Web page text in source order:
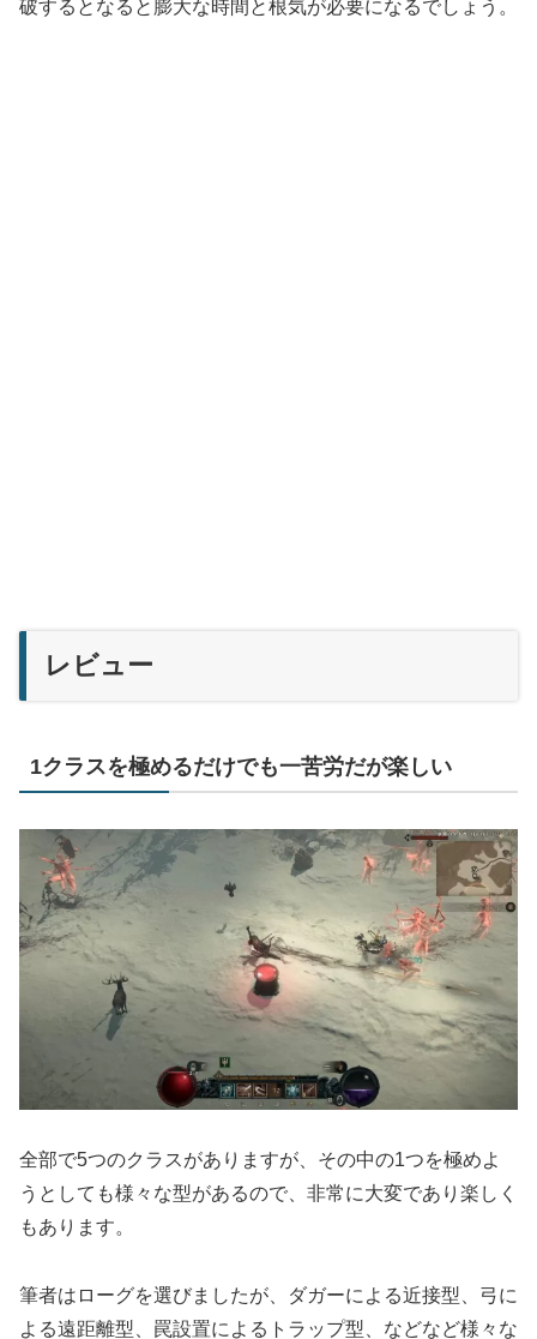
破するとなると膨大な時間と根気が必要になるでしょう。
レビュー
1クラスを極めるだけでも一苦労だが楽しい
全部で5つのクラスがありますが、その中の1つを極めよ
うとしても様々な型があるので、非常に大変であり楽しく
もあります。
筆者はローグを選びましたが、ダガーによる近接型、弓に
よる遠距離型、罠設置によるトラップ型、などなど様々な